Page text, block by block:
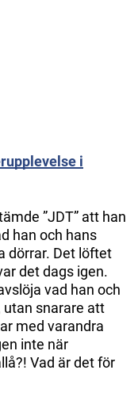
i
”JDT” att han
han och hans
dörrar. Det löftet
det dags igen.
vad han och
snarare att
med varandra
inte när
Vad är det för